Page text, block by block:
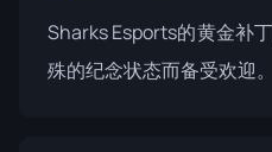
Sharks Esports的黄金补
殊的纪念状态而备受欢迎。